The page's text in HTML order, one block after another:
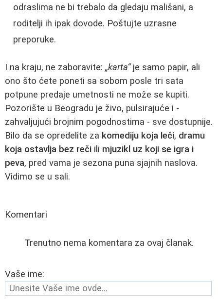
odraslima ne bi trebalo da gledaju mališani, a
roditelji ih ipak dovode. Poštujte uzrasne
preporuke.
I na kraju, ne zaboravite: „karta“je samo papir, ali
ono što ćete poneti sa sobom posle tri sata
potpune predaje umetnosti ne može se kupiti.
Pozorište u Beogradu je živo, pulsirajuće i -
zahvaljujući brojnim pogodnostima - sve dostupnije.
Bilo da se opredelite za komediju koja leči, dramu
koja ostavlja bez reči ili mjuzikl uz koji se igra i
peva, pred vama je sezona puna sjajnih naslova.
Vidimo se u sali.
Komentari
Trenutno nema komentara za ovaj članak.
Vaše ime: